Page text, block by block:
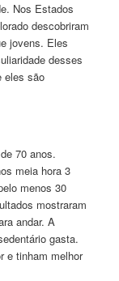
Nos Estados
descobriram
jovens. Eles
desses
eles são
70 anos.
meia hora 3
menos 30
mostraram
andar. A
gasta.
e tinham melhor